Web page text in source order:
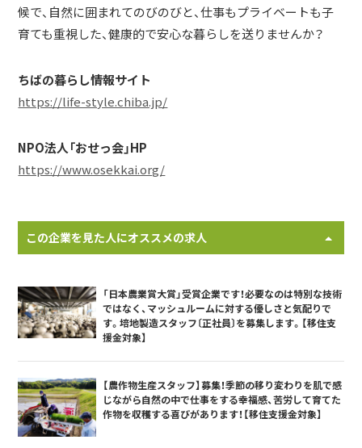
候で、自然に囲まれてのびのびと、仕事もプライベートも子
育ても重視した、健康的で安心な暮らしを送りませんか？
ちばの暮らし情報サイト
https://life-style.chiba.jp/
NPO法人「おせっ会」HP
https://www.osekkai.org/
この企業を見た人にオススメの求人
「日本農業賞大賞」受賞企業です！必要なのは特別な技術
ではなく、マッシュルームに対する優しさと気配りで
す。培地製造スタッフ〔正社員〕を募集します。【移住支
援金対象】
【農作物生産スタッフ】募集！季節の移り変わりを肌で感
じながら自然の中で仕事をする幸福感、苦労して育てた
作物を収穫する喜びがあります！【移住支援金対象】